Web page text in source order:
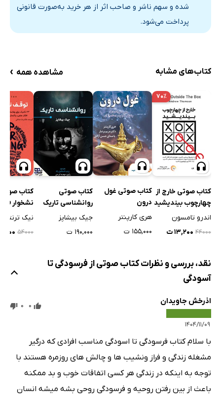
شده و سهم ناشر و صاحب اثر از هر خرید به‌صورت قانونی
پرداخت می‌شود.
کتاب‌های مشابه مشاهده همه ›
۷۰٪
کتاب صوتی خارج از
چهارچوب بیندیشید
اندرو تامسون
۴۴۰۰۰ ۱۳,۲۰۰ ت
کتاب صوتی غول
درون
هری کارپنتر
۱۵۵,۰۰۰ ت
کتاب صوتی
روانشناسی تاریک
جیک بیشاپز
۱۹۰,۰۰۰ ت
کتاب
نشخوار
نیک ترنتون
۵۴۰۰۰
نقد، بررسی و نظرات کتاب صوتی از فرسودگی تا
آسودگی
اذرخش جاویدان
۱۴۰۴/۱۱/۰۹
0
0
با سلام کتاب فرسودگی تا اسودگی مناسب افرادی که درگیر
مشغله زندگی و فراز ونشیب ها و چالش های روزمره هستند با
توجه به اینکه در زندگی هر کسی اتفاقات خوب و بد ممکنه
باعث از بین رفتن روحیه و فرسودگی روحی بشه میشه انسان